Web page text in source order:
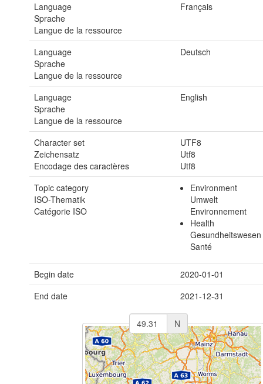
Language
Sprache
Langue de la ressource
Français
Language
Sprache
Langue de la ressource
Deutsch
Language
Sprache
Langue de la ressource
English
Character set
Zeichensatz
Encodage des caractères
UTF8
Utf8
Utf8
Topic category
ISO-Thematik
Catégorie ISO
Environment
Umwelt
Environnement
Health
Gesundheitswesen
Santé
Begin date
2020-01-01
End date
2021-12-31
N